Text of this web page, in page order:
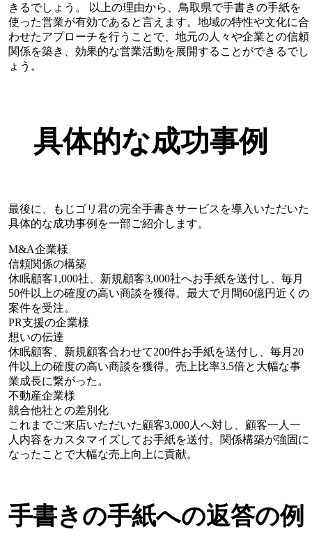
きるでしょう。 以上の理由から、鳥取県で手書きの手紙を
使った営業が有効であると言えます。地域の特性や文化に合
わせたアプローチを行うことで、地元の人々や企業との信頼
関係を築き、効果的な営業活動を展開することができるでし
ょう。
具体的な成功事例
最後に、もじゴリ君の完全手書きサービスを導入いただいた
具体的な成功事例を一部ご紹介します。
M&A企業様
信頼関係の構築
休眠顧客1,000社、新規顧客3,000社へお手紙を送付し、毎月
50件以上の確度の高い商談を獲得。最大で月間60億円近くの
案件を受注。
PR支援の企業様
想いの伝達
休眠顧客、新規顧客合わせて200件お手紙を送付し、毎月20
件以上の確度の高い商談を獲得。売上比率3.5倍と大幅な事
業成長に繋がった。
不動産企業様
競合他社との差別化
これまでご来店いただいた顧客3,000人へ対し、顧客一人一
人内容をカスタマイズしてお手紙を送付。関係構築が強固に
なったことで大幅な売上向上に貢献。
手書きの手紙への返答の例